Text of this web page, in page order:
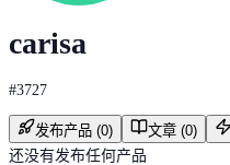
carisa
#3727
发布产品 (0) 文章 (0)
还没有发布任何产品